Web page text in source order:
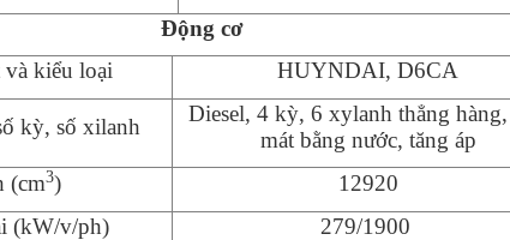
Động cơ
và kiểu loại HUYNDAI, D6CA
kỳ, số xilanh
Diesel,4 kỳ,6 xylanh thẳng
mát bằng nước, tăng áp
(cm3)
12920
(kW/v/ph)
279/1900